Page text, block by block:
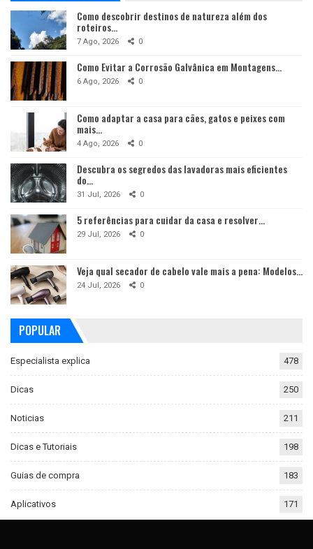
Como descobrir destinos de natureza além dos
roteiros…
7 Ago, 2026 0
Como Evitar a Corrosão Galvânica em Montagens…
6 Ago, 2026 0
Como adaptar a casa para cães, gatos e peixes com
mais…
4 Ago, 2026 0
Descubra os segredos das lavadoras mais eficientes
do…
31 Jul, 2026 0
5 referências para cuidar da casa e resolver…
29 Jul, 2026 0
Veja qual secador de cabelo vale mais a pena: Modelos…
24 Jul, 2026 0
POPULAR
Especialista explica 478
Dicas 250
Noticias 211
Dicas e Tutoriais 198
Guias de compra 183
Aplicativos 171